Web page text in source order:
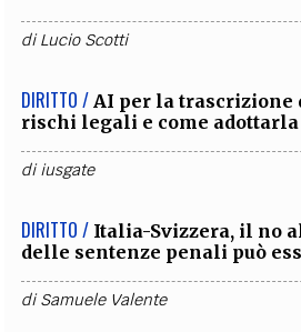
diLucio Scotti
DIRITTO / AI per la trascrizione
rischi legali e come
diiusgate
DIRITTO / Italia-Svizzera, il no
delle sentenze penali può
diSamuele Valente